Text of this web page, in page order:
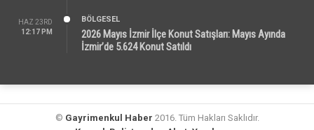
HAZ 23RD
12:17 PM
BÖLGESEL
2026 Mayıs İzmir İlçe Konut Satışları: Mayıs Ayında
İzmir’de 5.624 Konut Satıldı
© Gayrimenkul Haber 2016. Tüm Hakları Saklıdır.